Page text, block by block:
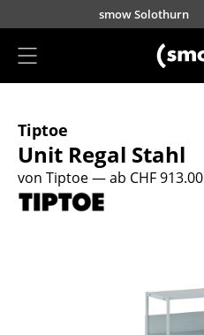
Direkt zum Inhaltsmow Solothurn
Sitzmöbel
Esszimmerstühle
Sofas
Tiptoe
Unit Regal Stahl
von Tiptoe— ab CHF 913.00